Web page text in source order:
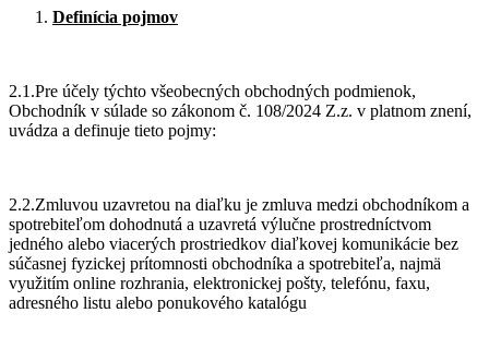
Definícia pojmov
2.1.Pre účely týchto všeobecných obchodných podmienok,
Obchodník v súlade so zákonom č. 108/2024 Z.z. v platnom znení,
uvádza a definuje tieto pojmy:
2.2.Zmluvou uzavretou na diaľku je zmluva medzi obchodníkom a
spotrebiteľom dohodnutá a uzavretá výlučne prostredníctvom
jedného alebo viacerých prostriedkov diaľkovej komunikácie bez
súčasnej fyzickej prítomnosti obchodníka a spotrebiteľa, najmä
využitím online rozhrania, elektronickej pošty, telefónu, faxu,
adresného listu alebo ponukového katalógu